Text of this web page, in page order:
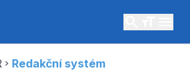
chevron_right Redakční systém